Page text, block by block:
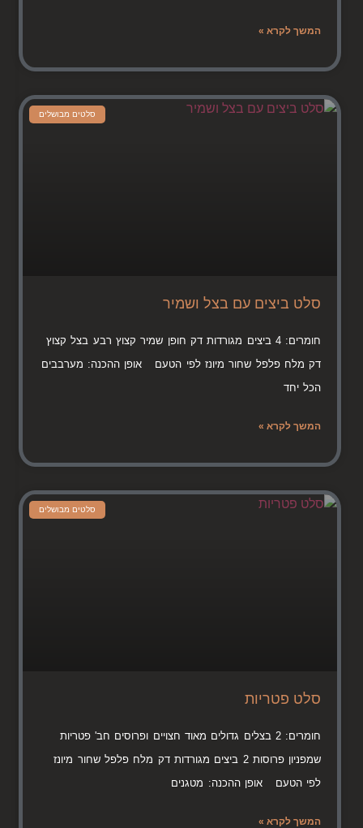
המשך לקרא »
סלטים מבושלים
סלט ביצים עם בצל ושמיר
חומרים: 4 ביצים מגורדות דק חופן שמיר קצוץ רבע בצל קצוץ
דק מלח פלפל שחור מיונז לפי הטעם אופן ההכנה: מערבבים
הכל יחד
המשך לקרא »
סלטים מבושלים
סלט פטריות
חומרים: 2 בצלים גדולים מאוד חצויים ופרוסים חב' פטריות
שמפניון פרוסות 2 ביצים מגורדות דק מלח פלפל שחור מיונז
לפי הטעם אופן ההכנה: מטגנים
המשך לקרא »